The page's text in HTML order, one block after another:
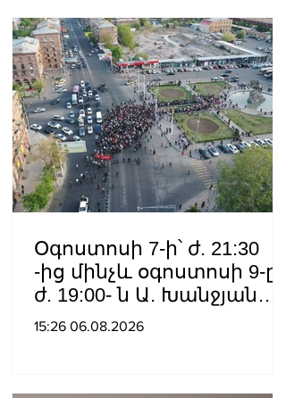
Ադրբեջանին
Օգոստոսի 7-ի՝ ժ. 21:30
-ից մինչև օգոստոսի 9-ը՝
ժ. 19:00- ն Ա. Խանջյան
փողոցի
15:26 06.08.2026